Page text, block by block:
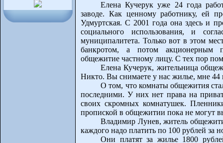
Елена Кучерук уже 24 года
заводе. Как ценному работнику, ей
Удмуртская. С 2001 года она здесь и
социального использования, и
муниципалитета. Только вот в этом
банкротом, а потом акционерным
общежитие частному лицу. С тех пор
Елена Кучерук, жительница
Никто. Вы снимаете у нас жилье, мне 44
О том, что комнаты общежития
последними. У них нет права на
своих скромных комнатушек.
пропиской в общежитии пока не могут
Владимир Лунев, житель
каждого надо платить по 100 рублей за
Они платят за жилье 1800